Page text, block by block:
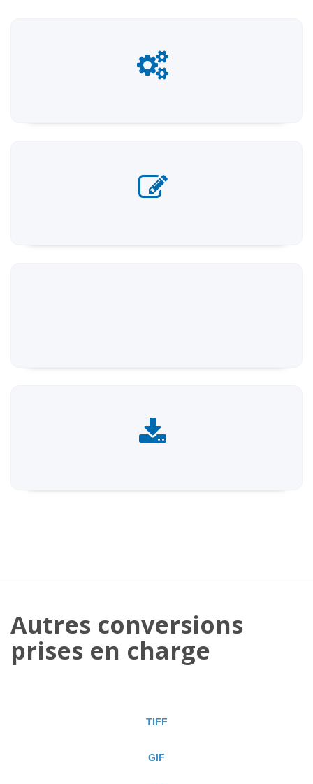
Autres conversions
prises en charge
TIFF
GIF